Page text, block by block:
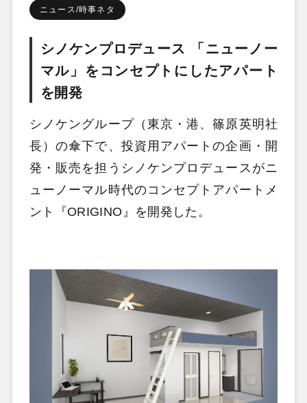
ニュース/時事ネタ
シノケンプロデュース 「ニューノー
マル」をコンセプトにしたアパート
を開発
シノケングループ（東京・港、篠原英明社
長）の傘下で、投資用アパートの企画・開
発・販売を担うシノケンプロデュースがニ
ューノーマル時代のコンセプトアパートメ
ント『ORIGINO』を開発した。